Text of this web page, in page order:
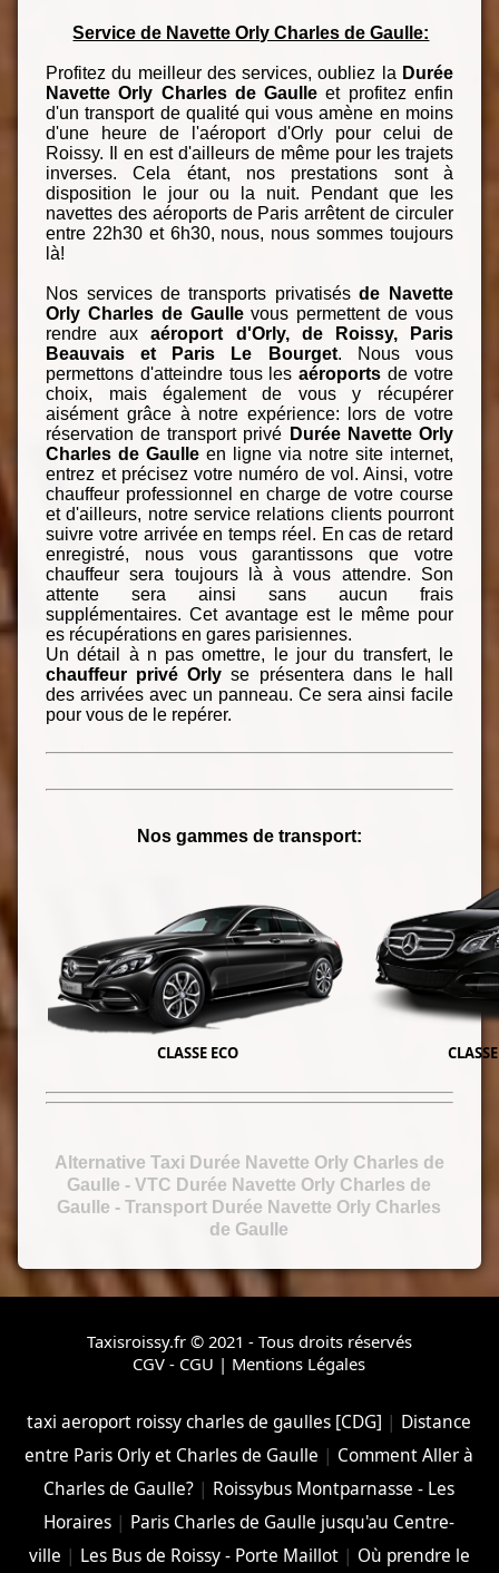
Service de Navette Orly Charles de Gaulle:
Profitez du meilleur des services, oubliez la Durée
Navette Orly Charles de Gaulle et profitez enfin
d'un transport de qualité qui vous amène en moins
d'une heure de l'aéroport d'Orly pour celui de
Roissy. Il en est d'ailleurs de même pour les trajets
inverses. Cela étant, nos prestations sont à
disposition le jour ou la nuit. Pendant que les
navettes des aéroports de Paris arrêtent de circuler
entre 22h30 et 6h30, nous, nous sommes toujours
là!
Nos services de transports privatisésde Navette
Orly Charles de Gaullevous permettent de vous
rendre auxaéroport d'Orly, de Roissy, Paris
Beauvais et Paris Le Bourget. Nous vous
permettons d'atteindre tous lesaéroports de votre
choix, mais également de vous y récupérer
aisément grâce à notre expérience: lors de votre
réservation de transport privé Durée Navette Orly
Charles de Gaulle en ligne via notre site internet,
entrez et précisez votre numéro de vol. Ainsi, votre
chauffeur professionnel en charge de votre course
et d'ailleurs, notre service relations clients pourront
suivre votre arrivée en temps réel. En cas de retard
enregistré, nous vous garantissons que votre
chauffeur sera toujours là à vous attendre. Son
attente sera ainsi sans aucun frais
supplémentaires. Cet avantage est le même pour
es récupérations en gares parisiennes.
Un détail à n pas omettre, le jour du transfert, le
chauffeur privé Orly se présentera dans le hall
des arrivées avec un panneau. Ce sera ainsi facile
pour vous de le repérer.
Nos gammes de transport:
CLASSE ECO
Alternative Taxi Durée Navette Orly Charles de
Gaulle - VTC Durée Navette Orly Charles de
Gaulle - Transport Durée Navette Orly Charles
de Gaulle
Taxisroissy.fr © 2021 - Tous droits réservés
CGV - CGU | Mentions Légales
taxi aeroport roissy charles de gaulles [CDG] | Distance
entre Paris Orly et Charles de Gaulle | Comment Aller à
Charles de Gaulle? | Roissybus Montparnasse - Les
Horaires | Paris Charles de Gaulle jusqu'au Centre-
ville | Les Bus de Roissy - Porte Maillot| Où prendre le